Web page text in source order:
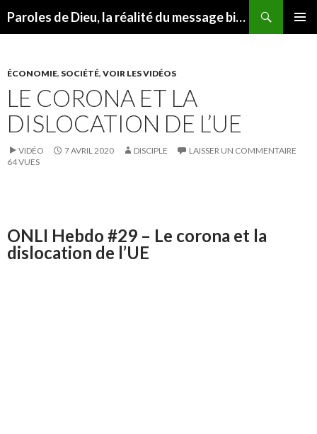
Paroles de Dieu, la réalité du message biblique
ÉCONOMIE, SOCIÉTÉ, VOIR LES VIDÉOS
LE CORONA ET LA
DISLOCATION DE L’UE
VIDÉO 7 AVRIL 2020 DISCIPLE
LAISSER UN COMMENTAIRE
64 VUES
ONLI Hebdo #29 – Le corona et la
dislocation de l’UE